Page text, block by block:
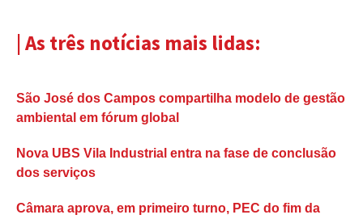
| As três notícias mais lidas:
São José dos Campos compartilha modelo de gestão
ambiental em fórum global
Nova UBS Vila Industrial entra na fase de conclusão
dos serviços
Câmara aprova, em primeiro turno, PEC do fim da